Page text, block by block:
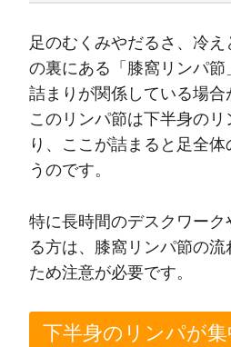
足のむくみやだるさ、冷
の裏にある「膝窩リンパ
詰まりが関係している場合
このリンパ節は下半身の
り、ここが詰まると足全
うのです。
特に長時間のデスクワー
る方は、膝窩リンパ節の
ため注意が必要です。
下半身のリンパが